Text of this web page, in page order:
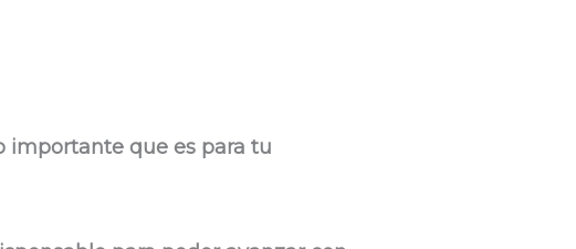
importante que es para tu